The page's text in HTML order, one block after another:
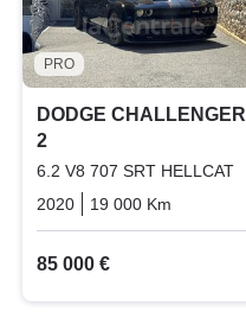
PRO
DODGE CHALLENGER
2
6.2 V8 707 SRT HELLCAT
2020
19 000 Km
85 000 €